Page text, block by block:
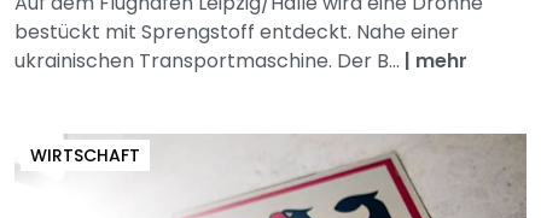
bestückt mit Sprengstoff entdeckt. Nahe einer
ukrainischen Transportmaschine. Der B... | mehr
WIRTSCHAFT